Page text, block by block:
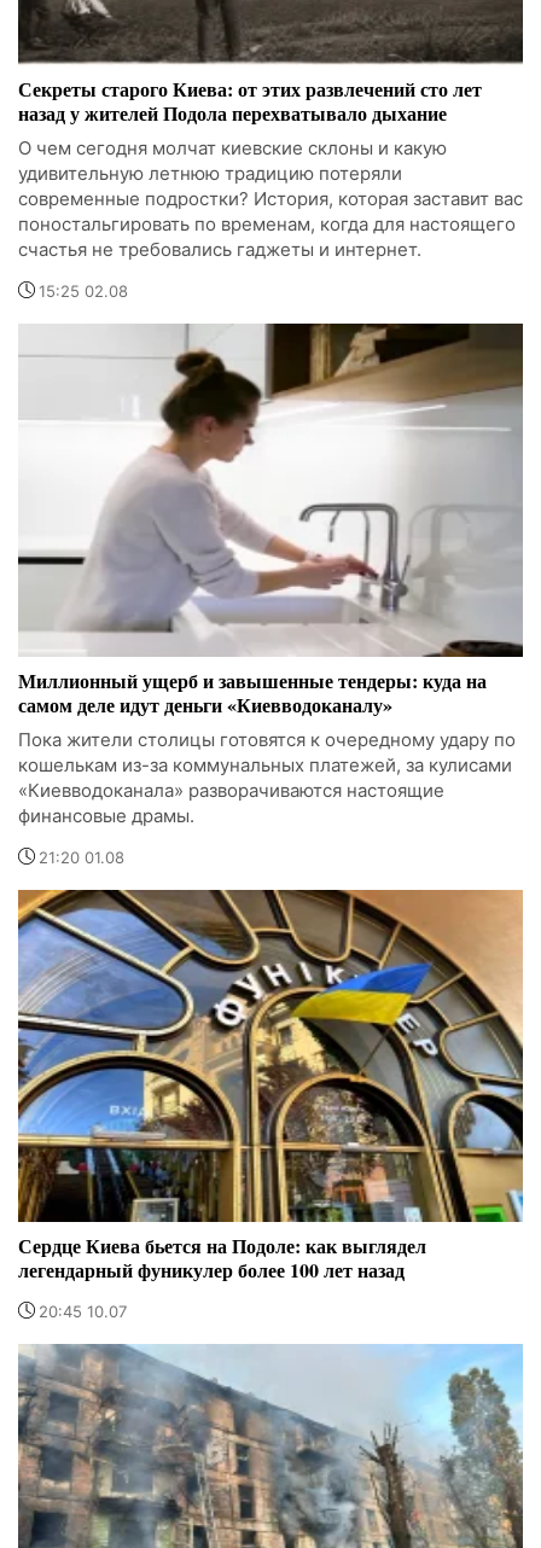
Секреты старого Киева: от этих развлечений сто лет
назад у жителей Подола перехватывало дыхание
О чем сегодня молчат киевские склоны и какую
удивительную летнюю традицию потеряли
современные подростки? История, которая заставит вас
поностальгировать по временам, когда для настоящего
счастья не требовались гаджеты и интернет.
15:25 02.08
Миллионный ущерб и завышенные тендеры: куда на
самом деле идут деньги «Киевводоканалу»
Пока жители столицы готовятся к очередному удару по
кошелькам из-за коммунальных платежей, за кулисами
«Киевводоканала» разворачиваются настоящие
финансовые драмы.
21:20 01.08
Сердце Киева бьется на Подоле: как выглядел
легендарный фуникулер более 100 лет назад
20:45 10.07